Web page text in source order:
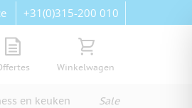
+31(0)315-200 010
View quote, Quote is empty
Bekijk winkelwagen,
Winkelwagen
en keuken Sale